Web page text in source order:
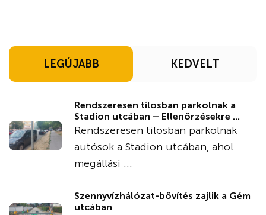
LEGÚJABB KEDVELT
Rendszeresen tilosban parkolnak a
Stadion utcában – Ellenőrzésekre ...
Rendszeresen tilosban parkolnak
autósok a Stadion utcában, ahol
megállási ...
Szennyvízhálózat-bővítés zajlik a Gém
utcában